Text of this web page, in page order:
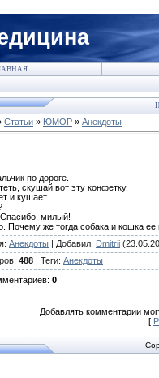
Статьи » ЮМОР » Анекдоты
по дороге.
скушай вот эту конфетку.
и кушает.
милый!
Почему же тогда собака и кошка
: Анекдоты | Добавил: Dmitrii
: 488 | Теги: Анекдоты
: 0
Добавлять комментарии
[